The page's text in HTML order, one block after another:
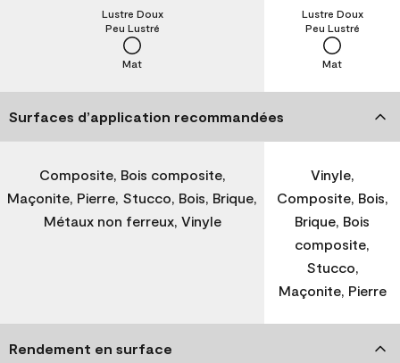
Mat
Peu Lustré
Lustre Doux
Mat
Peu Lustré
Lustre Doux
Surfaces d’application recommandées
Composite, Bois composite,
Maçonite, Pierre, Stucco, Bois, Brique,
Métaux non ferreux, Vinyle
Vinyle,
Composite, Bois,
Brique, Bois
composite,
Stucco,
Maçonite, Pierre
Rendement en surface